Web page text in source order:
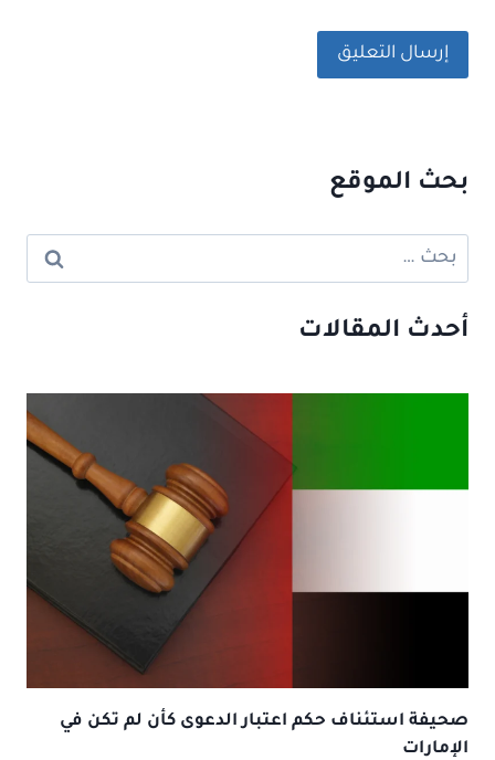
بحث الموقع
البحث
عن:
أحدث المقالات
صحيفة استئناف حكم اعتبار الدعوى كأن لم تكن في
الإمارات